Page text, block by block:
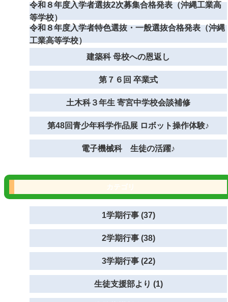
令和８年度入学者選抜2次募集合格発表（沖縄工業高
等学校）
令和８年度入学者特色選抜・一般選抜合格発表（沖縄
工業高等学校）
建築科 母校への恩返し
第７６回 卒業式
土木科３年生 寄宮中学校会談補修
第48回青少年科学作品展 ロボット操作体験♪
電子機械科 生徒の活躍♪
1学期行事 (37)
2学期行事 (38)
3学期行事 (22)
生徒支援部より (1)